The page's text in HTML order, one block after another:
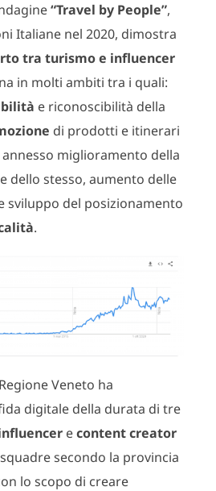
“Travel by People”,
Italiane nel 2020, dimostra
tra turismo e influencer
in molti ambiti tra i quali:
e riconoscibilità della
di prodotti e itinerari
annesso miglioramento della
dello stesso, aumento delle
sviluppo del posizionamento
.
Veneto ha
digitale della durata di tre
econtent creator
secondo la provincia
lo scopo di creare